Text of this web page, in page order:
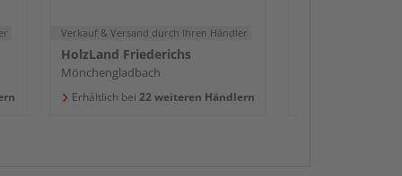
Verkauf & Versand durch Ihren Händler
HolzLand Friederichs
Mönchengladbach
Erhältlich bei 22 weiteren Händlern